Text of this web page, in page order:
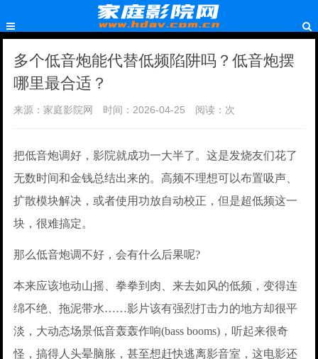
多个低音炮能代替低频陷阱吗？低音炮摆
哪里最合适？
来源：家庭影院网 时间：2026-04-25 阅读： 次
把低音炮调好，影院就成功一大半了。这是发烧友们花了
无数时间和金钱总结出来的。高频不理想可以布置吸声、
扩散模块解决，或者使用功放自动校正，但是超低频这一
块，很难搞定。
那么低音炮调不好，会有什么后果呢?
本来应该地动山摇、拳拳到肉、来去如风的低频，变得连
绵不绝、拖泥带水……影片该有强烈打击力的地方却很平
淡，大动态场景低音轰轰作响(bass booms)，听起来很奇
怪，搞得人头晕脑胀，甚至想赶快逃离影音室，这电影还